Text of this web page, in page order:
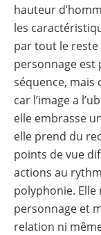
hauteur
les
par tout le reste
personnage est
séquence, mais
car l’image a
elle embrasse
elle prend du
points de vue
actions au
polyphonie. Elle
personnage et
relation ni